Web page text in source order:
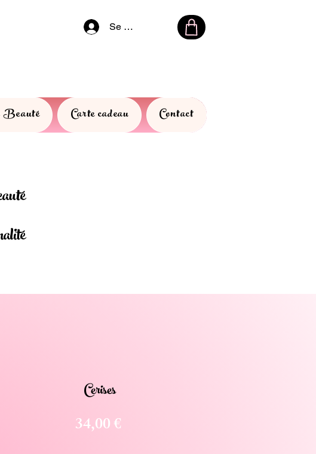
Se connecter
Beauté Carte cadeau Contact
Cerises
34,00 €